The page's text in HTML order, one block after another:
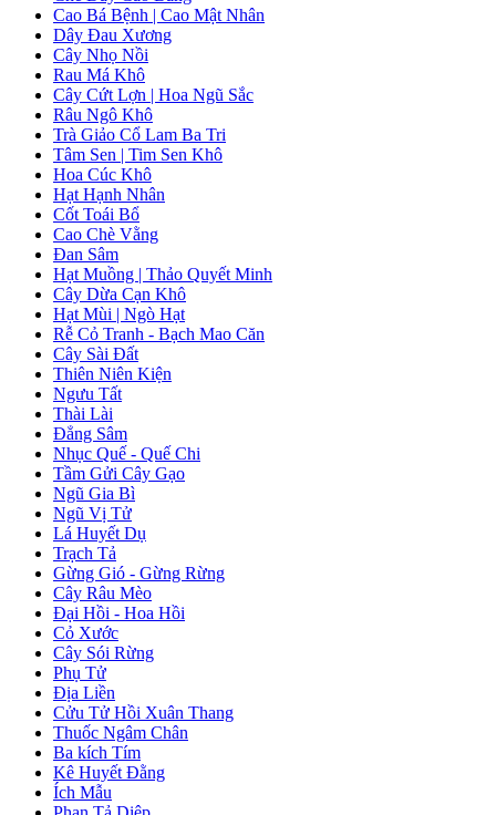
Cao Bá Bệnh | Cao Mật Nhân
Dây Đau Xương
Cây Nhọ Nồi
Rau Má Khô
Cây Cứt Lợn | Hoa Ngũ Sắc
Râu Ngô Khô
Trà Giảo Cổ Lam Ba Tri
Tâm Sen | Tim Sen Khô
Hoa Cúc Khô
Hạt Hạnh Nhân
Cốt Toái Bổ
Cao Chè Vằng
Đan Sâm
Hạt Muồng | Thảo Quyết Minh
Cây Dừa Cạn Khô
Hạt Mùi | Ngò Hạt
Rễ Cỏ Tranh - Bạch Mao Căn
Cây Sài Đất
Thiên Niên Kiện
Ngưu Tất
Thài Lài
Đẳng Sâm
Nhục Quế - Quế Chi
Tầm Gửi Cây Gạo
Ngũ Gia Bì
Ngũ Vị Tử
Lá Huyết Dụ
Trạch Tả
Gừng Gió - Gừng Rừng
Cây Râu Mèo
Đại Hồi - Hoa Hồi
Cỏ Xước
Cây Sói Rừng
Phụ Tử
Địa Liền
Cửu Tử Hồi Xuân Thang
Thuốc Ngâm Chân
Ba kích Tím
Kê Huyết Đằng
Ích Mẫu